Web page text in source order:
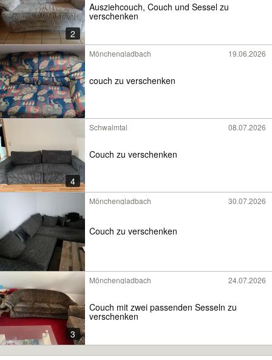
2
Ausziehcouch, Couch und Sessel zu
verschenken
Mönchengladbach 19.06.2026
couch zu verschenken
4
Schwalmtal 08.07.2026
Couch zu verschenken
Mönchengladbach 30.07.2026
Couch zu verschenken
3
Mönchengladbach 24.07.2026
Couch mit zwei passenden Sesseln zu
verschenken